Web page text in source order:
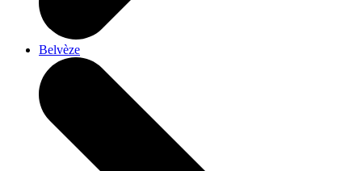
Belvèze